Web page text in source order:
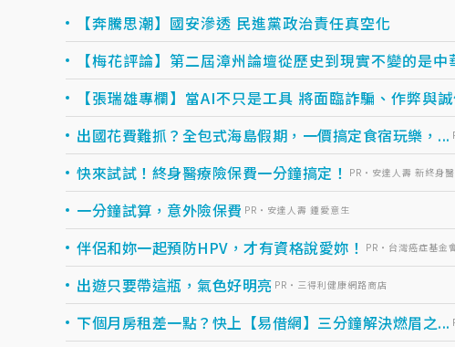
【奔騰思潮】國安滲透 民進黨政治責任真空化
【梅花評論】第二屆漳州論壇從歷史到現實不變的是
【張瑞雄專欄】當AI不只是工具 將面臨詐騙、作弊與
出國花費難抓？全包式海島假期，一價搞定食宿玩樂，...
快來試試！終身醫療險保費一分鐘搞定！ PR・安達人壽 新終身
一分鐘試算，意外險保費 PR・安達人壽 鍾愛意生
伴侶和妳一起預防HPV，才有資格說愛妳！ PR・台灣癌症基金
出遊只要帶這瓶，氣色好明亮 PR・三得利健康網路商店
下個月房租差一點？快上【易借網】三分鐘解決燃眉之...